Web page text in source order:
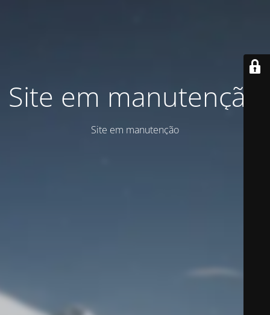
Site em manutenção
Site em manutenção